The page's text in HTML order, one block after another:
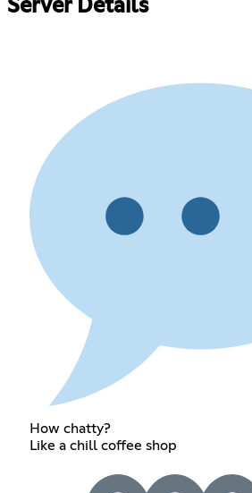
Server Details
How chatty?
Like a chill coffee shop